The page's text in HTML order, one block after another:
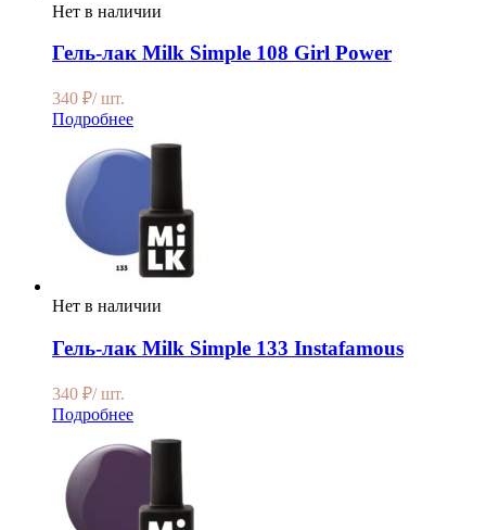
Нет в наличии
Гель-лак Milk Simple 108 Girl Power
340 ₽/ шт.
Подробнее
Нет в наличии
Гель-лак Milk Simple 133 Instafamous
340 ₽/ шт.
Подробнее